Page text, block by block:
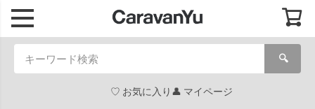
🔍
お気に入り マイページ